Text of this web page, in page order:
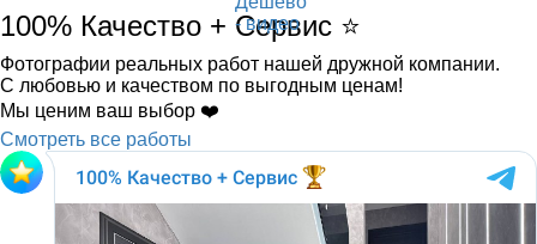
100% Качество + Сервис ⭐️
Фотографии реальных работ нашей дружной компании.
С любовью и качеством по выгодным ценам!
Мы ценим ваш выбор ❤️
Смотреть все работы